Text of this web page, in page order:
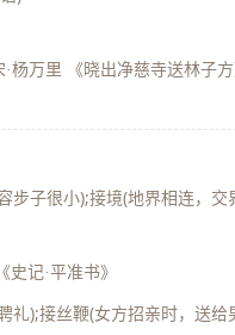
·杨万里 《晓出净慈寺送林子方
步子很小);接境(地界相连，
《史记·平准书》
礼);接丝鞭(女方招亲时，送